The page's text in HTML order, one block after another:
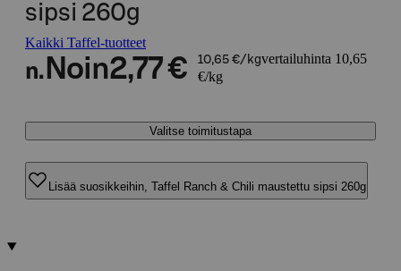
sipsi 260g
Kaikki Taffel-tuotteet
n. Noin2,77 € 10,65 €/kgvertailuhinta 10,65
€/kg
Valitse toimitustapa
Lisää suosikkeihin, Taffel Ranch & Chili maustettu sipsi 260g